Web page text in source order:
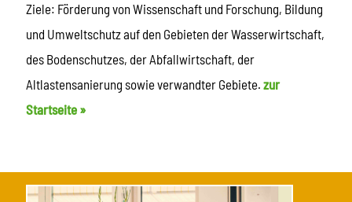
Ziele: Förderung von Wissenschaft und Forschung, Bildung
und Umweltschutz auf den Gebieten der Wasserwirtschaft,
des Bodenschutzes, der Abfallwirtschaft, der
Altlastensanierung sowie verwandter Gebiete. zur
Startseite »